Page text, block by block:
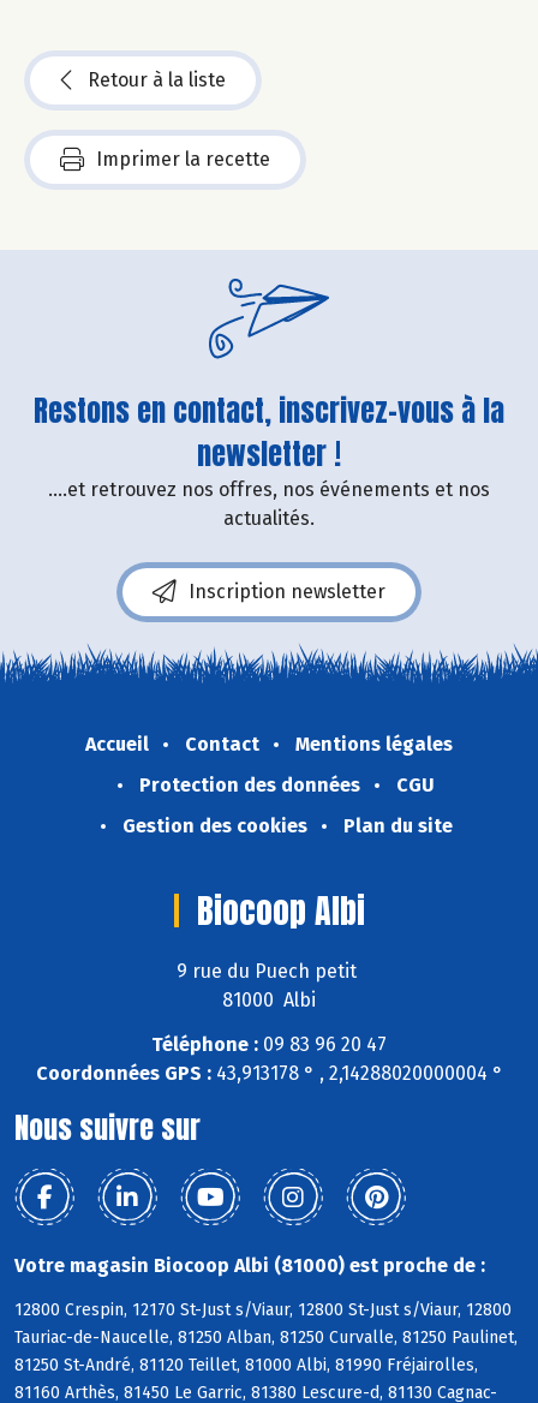
Retour à la liste
Imprimer la recette
Restons en contact, inscrivez-vous à la
newsletter !
....et retrouvez nos offres, nos événements et nos
actualités.
Inscription newsletter
Accueil Contact
Mentions légales
Protection des données
CGU
Gestion des cookies
Plan du site
Biocoop Albi
9 rue du Puech petit
81000 Albi
Téléphone : 09 83 96 20 47
Coordonnées GPS :43,913178 ° , 2,14288020000004 °
Nous suivre sur
Votre magasin Biocoop Albi (81000) est proche de :
12800 Crespin, 12170 St-Just s/Viaur, 12800 St-Just s/Viaur, 12800
Tauriac-de-Naucelle, 81250 Alban, 81250 Curvalle, 81250 Paulinet,
81250 St-André, 81120 Teillet, 81000 Albi, 81990 Fréjairolles,
81160 Arthès, 81450 Le Garric, 81380 Lescure-d, 81130 Cagnac-